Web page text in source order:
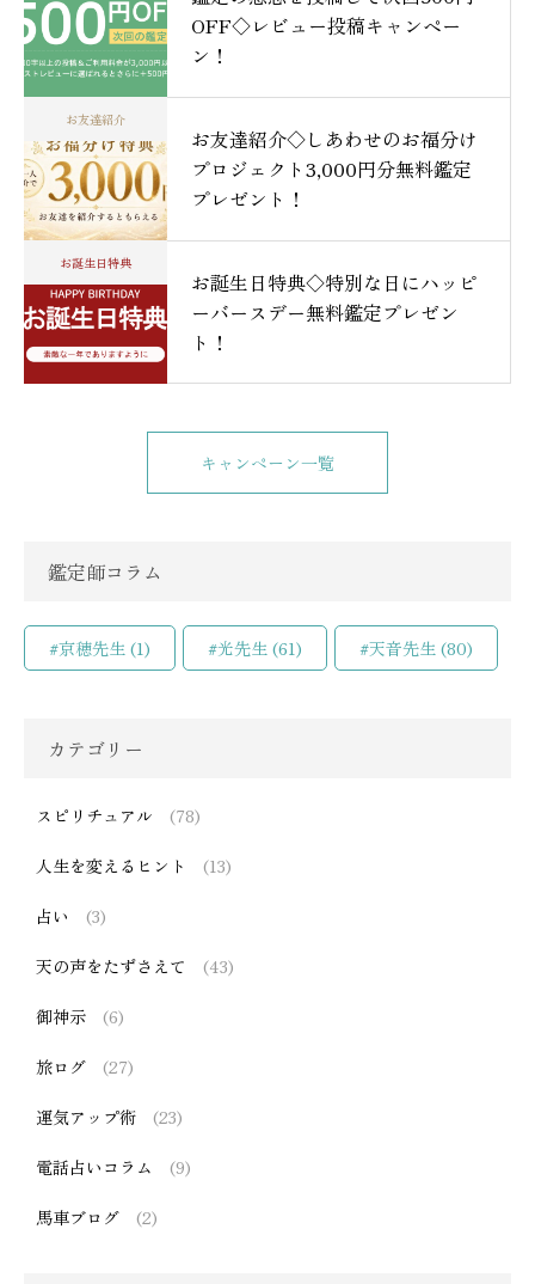
OFF◇レビュー投稿キャンペー
ン！
お友達紹介
お友達紹介◇しあわせのお福分け
プロジェクト3,000円分無料鑑定
プレゼント！
お誕生日特典
お誕生日特典◇特別な日にハッピ
ーバースデー無料鑑定プレゼン
ト！
キャンペーン一覧
鑑定師コラム
#京穂先生 (1) #光先生 (61) #天音先生 (80)
カテゴリー
スピリチュアル (78)
人生を変えるヒント (13)
占い (3)
天の声をたずさえて (43)
御神示 (6)
旅ログ (27)
運気アップ術 (23)
電話占いコラム (9)
馬車ブログ (2)